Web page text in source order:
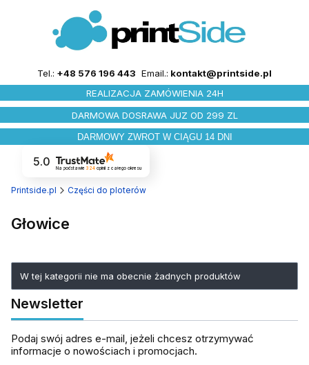
Tel.: +48 576 196 443 Email.: kontakt@printside.pl
REALIZACJA ZAMÓWIENIA 24H
DARMOWA DOSRAWA JUZ OD 299 ZL
DARMOWY ZWROT W CIĄGU 14 DNI
5.0
Na podstawie 324 opinii z całego okresu
Printside.pl Części do ploterów
Głowice
Lista produktów
W tej kategorii nie ma obecnie żadnych produktów
Newsletter
Podaj swój adres e-mail, jeżeli chcesz otrzymywać
informacje o nowościach i promocjach.